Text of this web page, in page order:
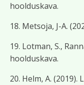
hoolduskava.
18. Metsoja, J-A.
19. Lotman, S.,
hoolduskava.
20. Helm, A.